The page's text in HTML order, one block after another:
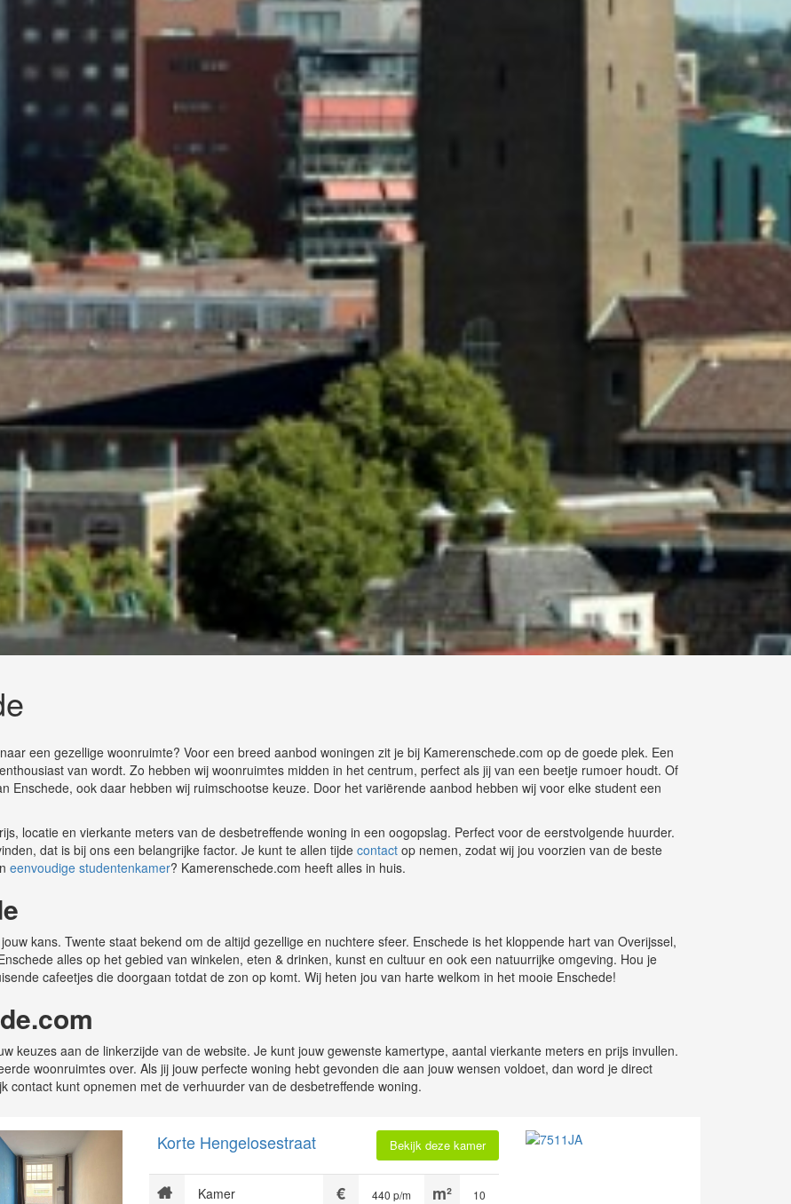
een gezellige woonruimte? Voor een breed aanbod woningen zit je bij Kamerenschede.com op de goede plek. Een
van wordt. Zo hebben wij woonruimtes midden in het centrum, perfect als jij van een beetje rumoer houdt. Of
Enschede, ook daar hebben wij ruimschootse keuze. Door het variërende aanbod hebben wij voor elke student een
locatie en vierkante meters van de desbetreffende woning in een oogopslag. Perfect voor de eerstvolgende huurder.
dat is bij ons een belangrijke factor. Je kunt te allen tijde contact op nemen, zodat wij jou voorzien van de beste
eenvoudige studentenkamer? Kamerenschede.com heeft alles in huis.
kans. Twente staat bekend om de altijd gezellige en nuchtere sfeer. Enschede is het kloppende hart van Overijssel,
alles op het gebied van winkelen, eten & drinken, kunst en cultuur en ook een natuurrijke omgeving. Hou je
cafeetjes die doorgaan totdat de zon op komt. Wij heten jou van harte welkom in het mooie Enschede!
keuzes aan de linkerzijde van de website. Je kunt jouw gewenste kamertype, aantal vierkante meters en prijs invullen.
woonruimtes over. Als jij jouw perfecte woning hebt gevonden die aan jouw wensen voldoet, dan word je direct
contact kunt opnemen met de verhuurder van de desbetreffende woning.
Korte Hengelosestraat Bekijk deze kamer
Kamer 10
440 p/m